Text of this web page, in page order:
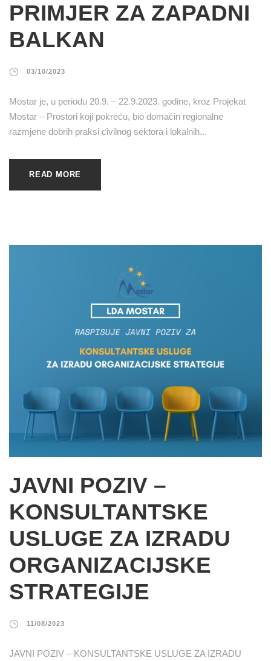
PRIMJER ZA ZAPADNI
BALKAN
03/10/2023
Mostar je, u periodu 20.9. – 22.9.2023. godine, kroz Projekat
Mostar – Prostori koji pokreću, bio domaćin regionalne
razmjene dobrih praksi civilnog sektora i lokalnih...
READ MORE
JAVNI POZIV –
KONSULTANTSKE
USLUGE ZA IZRADU
ORGANIZACIJSKE
STRATEGIJE
11/08/2023
JAVNI POZIV – KONSULTANTSKE USLUGE ZA IZRADU